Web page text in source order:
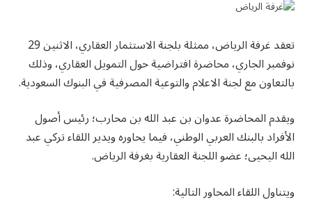
تعقد غرفة الرياض، ممثلة بلجنة الاستثمار العقاري، الاثنين 29
نوفمبر الجاري، محاضرة افتراضية حول التمويل العقاري، وذلك
بالتعاون مع لجنة الاعلام والتوعية المصرفية في البنوك السعودية.
ويقدم المحاضرة عدوان بن عبد الله بن محارب؛ رئيس أصول
الأفراد بالبنك العربي الوطني، فيما يحاوره ويدير اللقاء تركي عبد
الله اليحيى؛ عضو اللجنة العقارية بغرفة الرياض.
ويتناول اللقاء المحاور التالية: